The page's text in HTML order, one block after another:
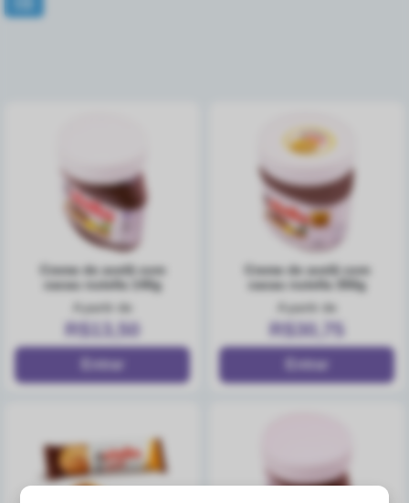
cacau nutella 140g
A partir de
R$13,50
cacau nutella 350g
A partir de
R$30,75